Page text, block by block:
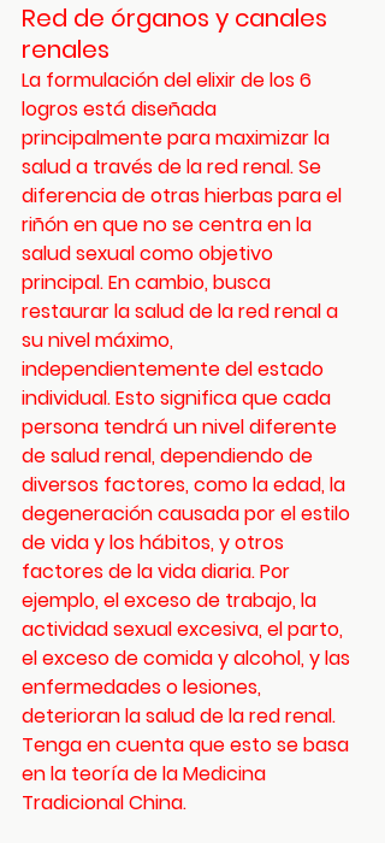
Red de órganos y canales
renales
La formulación del elixir de los 6
logros está diseñada
principalmente para maximizar la
salud a través de la red renal. Se
diferencia de otras hierbas para el
riñón en que no se centra en la
salud sexual como objetivo
principal. En cambio, busca
restaurar la salud de la red renal a
su nivel máximo,
independientemente del estado
individual. Esto significa que cada
persona tendrá un nivel diferente
de salud renal, dependiendo de
diversos factores, como la edad, la
degeneración causada por el estilo
de vida y los hábitos, y otros
factores de la vida diaria. Por
ejemplo, el exceso de trabajo, la
actividad sexual excesiva, el parto,
el exceso de comida y alcohol, y las
enfermedades o lesiones,
deterioran la salud de la red renal.
Tenga en cuenta que esto se basa
en la teoría de la Medicina
Tradicional China.